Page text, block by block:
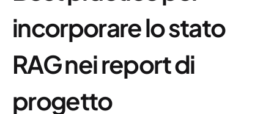
incorporare lo stato
RAG nei report di
progetto